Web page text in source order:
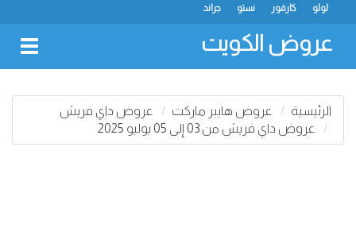
جراند نستو كارفور لولو
عروض الكويت
الرئيسية عروض هايبر ماركت
عروض داي فريش
عروض داي فريش من 03 إلى 05 يوليو 2025